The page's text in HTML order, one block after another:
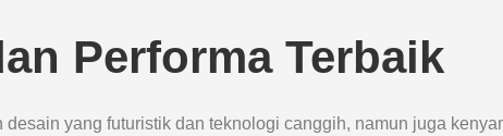
Performa Terbaik
yang futuristik dan teknologi canggih, namun juga